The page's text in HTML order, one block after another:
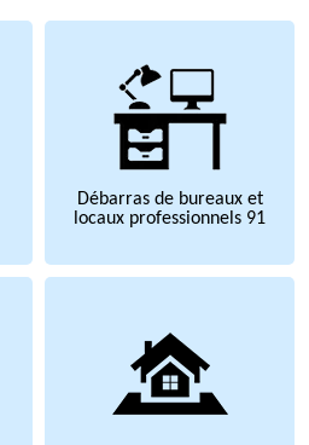
Débarras de bureaux et
locaux professionnels 91